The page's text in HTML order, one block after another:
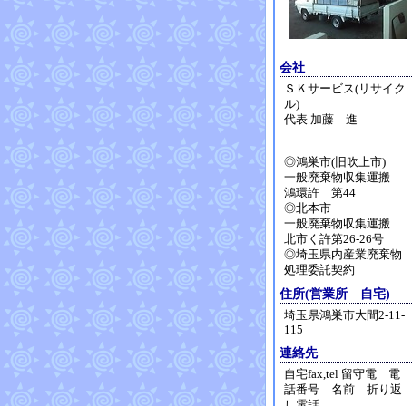
会社
ＳＫサービス(リサイク
ル)
代表 加藤 進
◎鴻巣市(旧吹上市)
一般廃棄物収集運搬
鴻環許 第44
◎北本市
一般廃棄物収集運搬
北市く許第26-26号
◎埼玉県内産業廃棄物
処理委託契約
住所(営業所 自宅)
埼玉県鴻巣市大間2-11-
115
連絡先
自宅fax,tel 留守電 電
話番号 名前 折り返